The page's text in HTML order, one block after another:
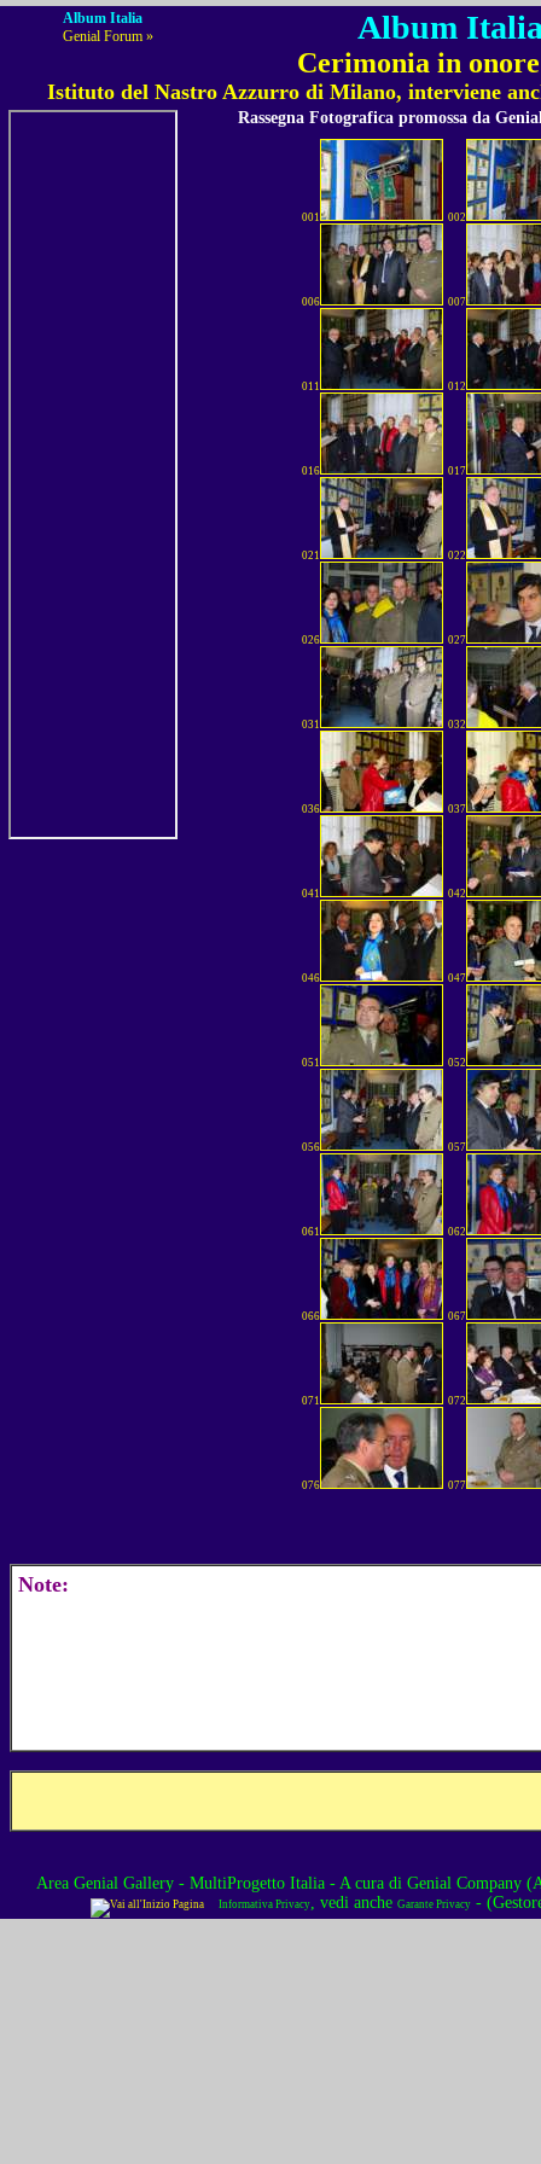
Album Italia
Genial Forum »
Album
Cerimonia in
Istituto del Nastro Azzurro di Milano, interviene
Rassegna Fotografica promossa da
001 002
006 007
011 012
016 017
021 022
026 027
031 032
036 037
041 042
046 047
051 052
056 057
061 062
066 067
071 072
076 077
Note:
Area Genial Gallery - MultiProgetto Italia- A cura di Genial Company
Informativa Privacy, vedi anche Garante Privacy -